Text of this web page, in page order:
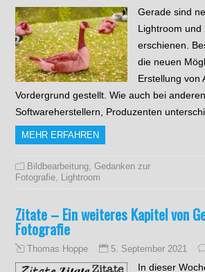
Gerade sind
Lightroom und
erschienen.
die neuen
Erstellung von
Vordergrund gestellt. Wie auch bei anderen
Softwareherstellern, Produzenten
MEHR ERFAHREN
Bildbearbeitung,Gedanken zur
Fotografie, Lightroom
Zitate – Ein weiteres Kapitel von
Fotografie
Thomas Hoppe 5. September 2021
In dieser